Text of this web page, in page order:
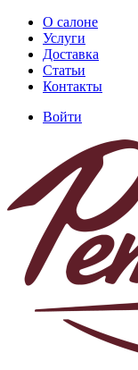
Перейти
основному
содержанию
Основная
навигация
О салоне
Услуги
Доставка
Статьи
Контакты
учётной
записи
пользователя
Войти